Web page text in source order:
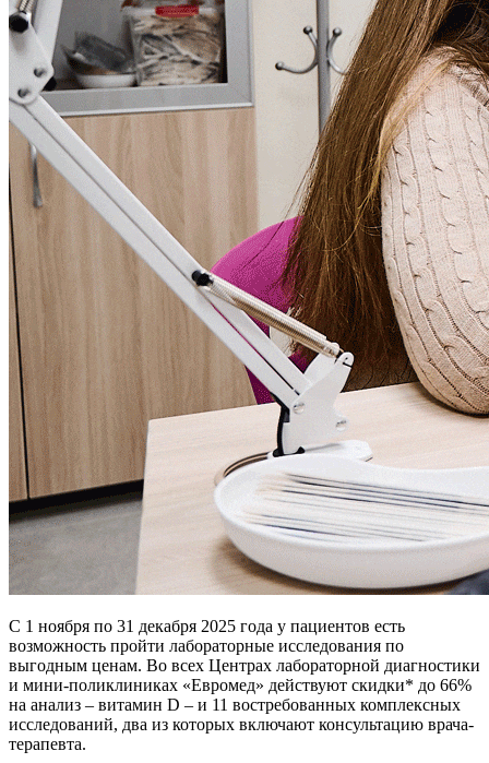
С 1 ноября по 31 декабря 2025 года у пациентов есть
возможность пройти лабораторные исследования по
выгодным ценам. Во всех Центрах лабораторной диагностики
и мини-поликлиниках «Евромед» действуют скидки* до 66%
на анализ – витамин D – и 11 востребованных комплексных
исследований, два из которых включают консультацию врача-
терапевта.